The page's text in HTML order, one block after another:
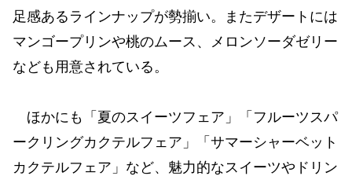
足感あるラインナップが勢揃い。またデザートには
マンゴープリンや桃のムース、メロンソーダゼリー
なども用意されている。
ほかにも「夏のスイーツフェア」「フルーツスパ
ークリングカクテルフェア」「サマーシャーベット
カクテルフェア」など、魅力的なスイーツやドリン